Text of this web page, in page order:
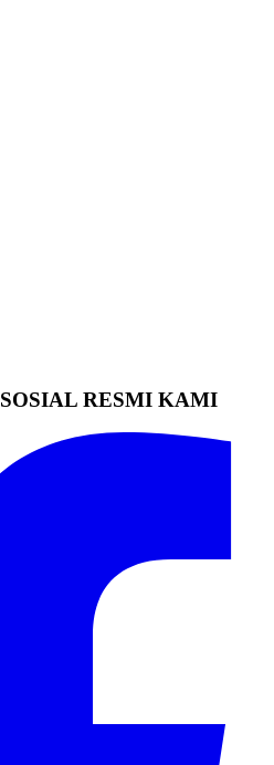
RESMI KAMI